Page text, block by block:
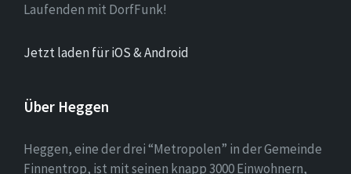
Laufenden mit DorfFunk!
Jetzt laden für iOS & Android
Über Heggen
Heggen, eine der drei “Metropolen” in der Gemeinde
Finnentrop, ist mit seinen knapp 3000 Einwohnern,